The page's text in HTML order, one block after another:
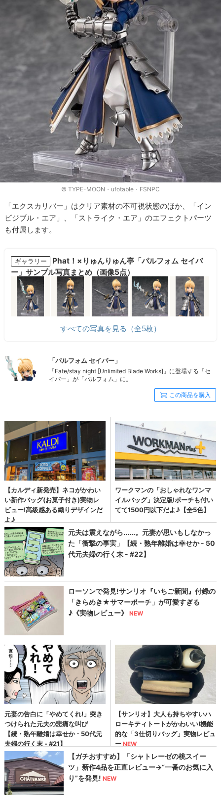
© TYPE-MOON・ufotable・FSNPC
「エクスカリバー」はクリア素材の不可視状態のほか、「イン
ビジブル・エア」、「ストライク・エア」のエフェクトパーツ
も付属します。
ギャラリー
Phat！×りゅんりゅん亭「パルフォム セイバ
ー」サンプル写真まとめ（画像5点）
すべての写真を見る（全5枚）
「パルフォム セイバー」
「Fate/stay night [Unlimited Blade Works]」に登場する「セ
イバー」が「パルフォム」に。
この商品を購入